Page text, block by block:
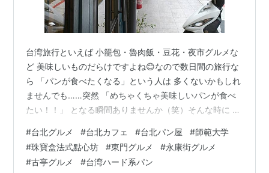
台湾旅行といえば 小籠包・魯肉飯・豆花・夜市グルメな
ど 美味しいものだらけですよね😊なので数日間の旅行な
ら 「パンが食べたくなる」という人は 多くないかもしれ
ませんでも……突然 「めちゃくちゃ美味しいパンが食べ
たい！！」 となる瞬間ありませんか（笑）そんな時に 私
心坊 （BOÎTE À BIJOUX）【師大麗水店】 📍 場所：師範
大学裏門近く 🏠 住所：台北市大安區麗水街33巷19號 ⏰
営業時間： パン→午前10時～午後８時 ケーキ→午前11時
#台北グルメ #台北カフェ #台北パン屋 #師範大学
#珠寶盒法式點心坊 #東門グルメ #永康街グルメ
#古亭グルメ #台湾ハード系パン